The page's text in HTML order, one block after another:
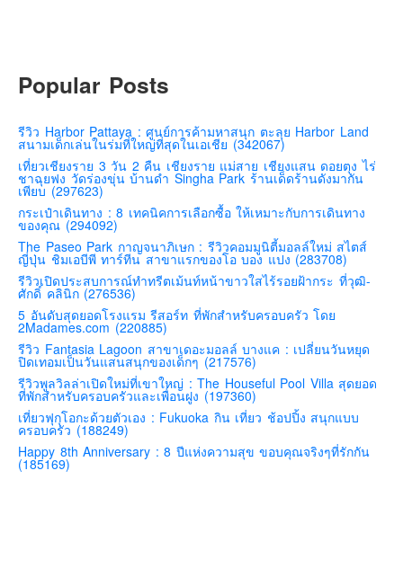
สเปน
สโลเวเนีย
มอนเตรเนโกร
บอสเนียและเฮอร์เซโกวีน่า
ญี่ปุ่น
คันโต-โตเกียวและรอบๆ
คันไซ-โอซาก้า เกียวโต
คิวชู – ฟุกุโอกะ ซางะ เปปปุ ยุฟุอิน นางาซากิ
ฟูจิ
ฮอกไกโด
เอเชีย
สิงคโปร์
จีน
Popular Posts
รีวิว Harbor Pattaya : ศูนย์การค้ามหาสนุก ตะลุย Harbor Land
สนามเด็กเล่นในร่มที่ใหญ่ที่สุดในเอเชีย (342067)
เที่ยวเชียงราย 3 วัน 2 คืน เชียงราย แม่สาย เชียงแสน ดอยตุง ไร่
ชาฉุยฟง วัดร่องขุ่น บ้านดำ Singha Park ร้านเด็ดร้านดังมากัน
เพียบ (297623)
กระเป๋าเดินทาง : 8 เทคนิคการเลือกซื้อ ให้เหมาะกับการเดินทาง
ของคุณ (294092)
The Paseo Park กาญจนาภิเษก : รีวิวคอมมูนิตี้มอลล์ใหม่ สไตส์
ญี่ปุ่น ชิมเอบีพี ทาร์ทีน สาขาแรกของโอ บอง แปง (283708)
รีวิวเปิดประสบการณ์ทำทรีตเม้นท์หน้าขาวใสไร้รอยฝ้ากระ ที่วุฒิ-
ศักดิ์ คลินิก (276536)
5 อันดับสุดยอดโรงแรม รีสอร์ท ที่พักสำหรับครอบครัว โดย
2Madames.com (220885)
รีวิว Fantasia Lagoon สาขาเดอะมอลล์ บางแค : เปลี่ยนวันหยุด
ปิดเทอมเป็นวันแสนสนุกของเด็กๆ (217576)
รีวิวพูลวิลล่าเปิดใหม่ที่เขาใหญ่ : The Houseful Pool Villa สุดยอด
ที่พักสำหรับครอบครัวและเพื่อนฝูง (197360)
เที่ยวฟุกุโอกะด้วยตัวเอง : Fukuoka กิน เที่ยว ช้อปปิ้ง สนุกแบบ
ครอบครัว (188249)
Happy 8th Anniversary : 8 ปีแห่งความสุข ขอบคุณจริงๆที่รักกัน
(185169)